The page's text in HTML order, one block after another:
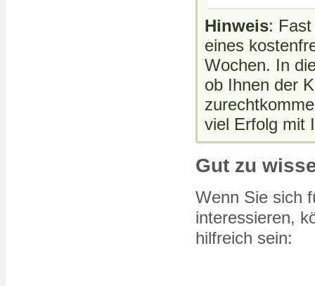
Hinweis:
eines
Wochen. In
ob Ihnen der
viel Erfolg mit
Gut zu
Wenn Sie sich
interessieren,
hilfreich sein: